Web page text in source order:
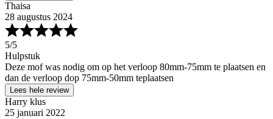
Thaisa
28 augustus 2024
5/5
Hulpstuk
Deze mof was nodig om op het verloop 80mm-75mm te plaatsen en
dan de verloop dop 75mm-50mm teplaatsen
Lees hele review
Harry klus
25 januari 2022